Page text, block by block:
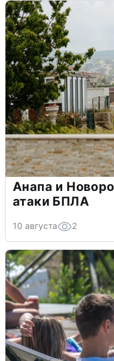
Анапа и
атаки БПЛА
10 августа 2